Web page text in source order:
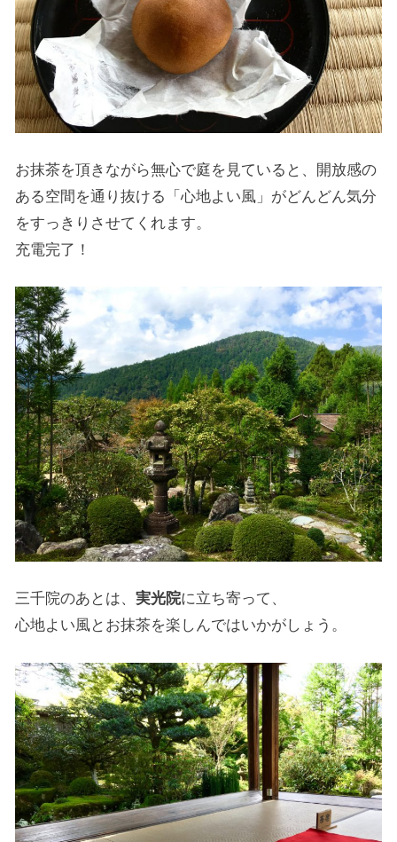
お抹茶を頂きながら無心で庭を見ていると、開放感の
ある空間を通り抜ける「心地よい風」がどんどん気分
をすっきりさせてくれます。
充電完了！
三千院のあとは、実光院に立ち寄って、
心地よい風とお抹茶を楽しんではいかがしょう。